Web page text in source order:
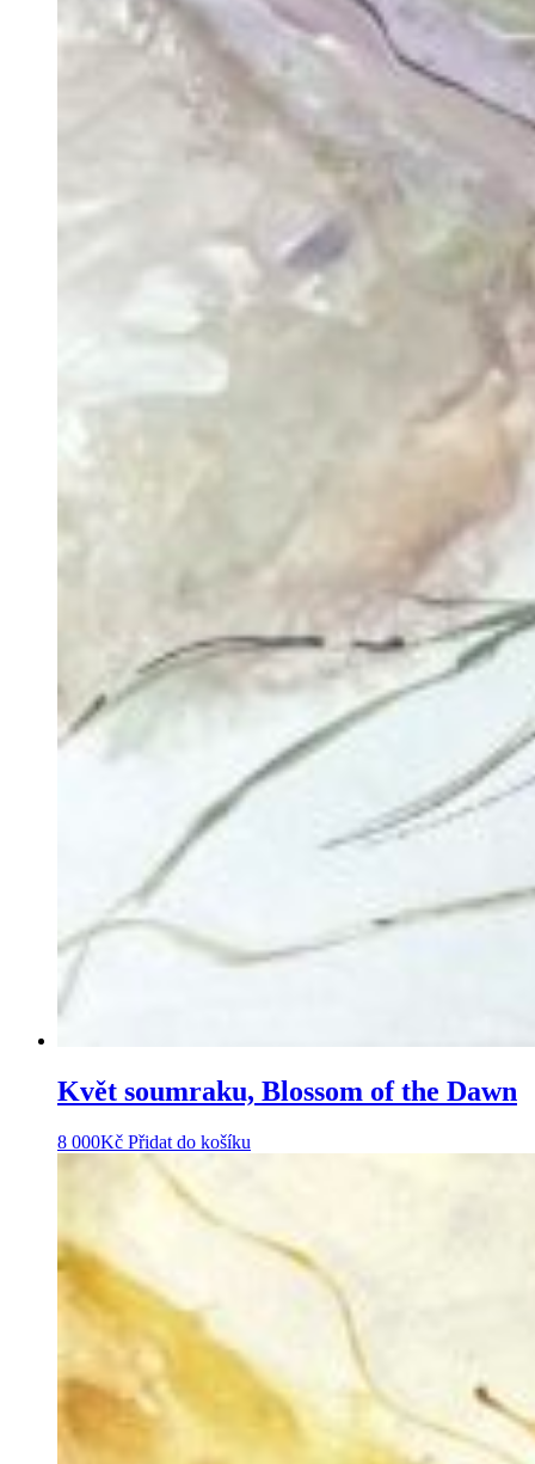
Květ soumraku, Blossom of the Dawn
8 000Kč Přidat do košíku